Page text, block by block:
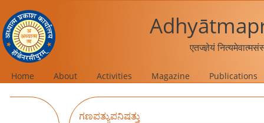
एतज्ज्ञेयं
Home About Activities Magazine Publications
ಗಣಪತ್ಯುಪನಿಷತ್ತು